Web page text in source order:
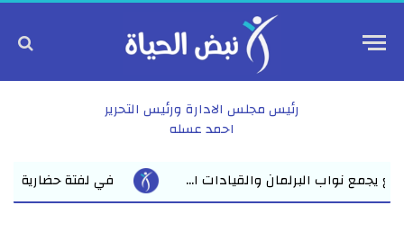
رئيس مجلس الادارة ورئيس التحرير
احمد عسله
ا... في لفتة حضارية راقية مدير عام نقابة